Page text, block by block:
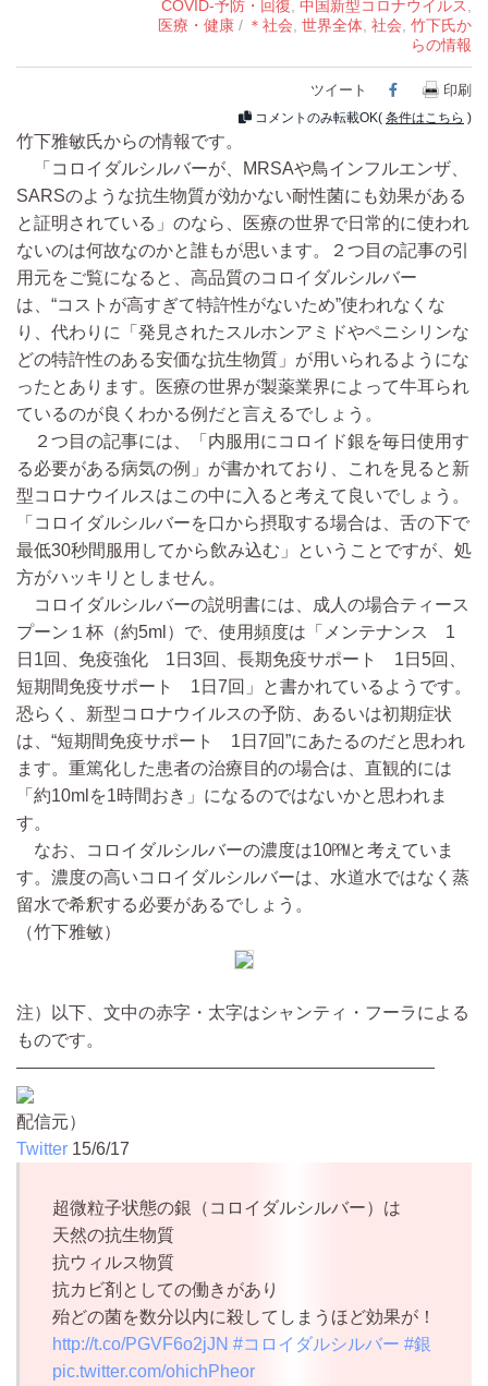
COVID-予防・回復 中国新型コロナウイルス
医療・健康 / ＊社会 世界全体 社会 竹下氏か
らの情報
ツイート Facebook
印刷
コメントのみ転載OK( 条件はこちら )
竹下雅敏氏からの情報です。
「コロイダルシルバーが、MRSAや鳥インフルエンザ、
SARSのような抗生物質が効かない耐性菌にも効果がある
と証明されている」のなら、医療の世界で日常的に使われ
ないのは何故なのかと誰もが思います。２つ目の記事の引
用元をご覧になると、高品質のコロイダルシルバー
は、“コストが高すぎて特許性がないため”使われなくな
り、代わりに「発見されたスルホンアミドやペニシリンな
どの特許性のある安価な抗生物質」が用いられるようにな
ったとあります。医療の世界が製薬業界によって牛耳られ
ているのが良くわかる例だと言えるでしょう。
２つ目の記事には、「内服用にコロイド銀を毎日使用す
る必要がある病気の例」が書かれており、これを見ると新
型コロナウイルスはこの中に入ると考えて良いでしょう。
「コロイダルシルバーを口から摂取する場合は、舌の下で
最低30秒間服用してから飲み込む」ということですが、処
方がハッキリとしません。
コロイダルシルバーの説明書には、成人の場合ティース
プーン１杯（約5ml）で、使用頻度は「メンテナンス 1
日1回、免疫強化 1日3回、長期免疫サポート 1日5回、
短期間免疫サポート 1日7回」と書かれているようです。
恐らく、新型コロナウイルスの予防、あるいは初期症状
は、“短期間免疫サポート 1日7回”にあたるのだと思われ
ます。重篤化した患者の治療目的の場合は、直観的には
「約10mlを1時間おき」になるのではないかと思われま
す。
なお、コロイダルシルバーの濃度は10㏙と考えていま
す。濃度の高いコロイダルシルバーは、水道水ではなく蒸
留水で希釈する必要があるでしょう。
（竹下雅敏）
注）以下、文中の赤字・太字はシャンティ・フーラによる
ものです。
————————————————————————
配信元）
Twitter 15/6/17
超微粒子状態の銀（コロイダルシルバー）は
天然の抗生物質
抗ウィルス物質
抗カビ剤としての働きがあり
殆どの菌を数分以内に殺してしまうほど効果が！
http://t.co/PGVF6o2jJN #コロイダルシルバー #銀
pic.twitter.com/ohichPheor